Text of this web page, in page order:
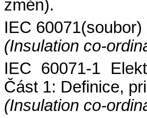
změn).
IEC
(Insulation co-
IEC 60071-1
Část 1: Definice,
(Insulation co-